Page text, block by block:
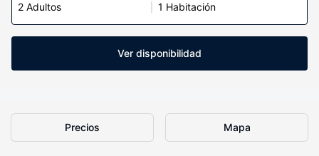
2 Adultos 1 Habitación
Ver disponibilidad
Precios Mapa